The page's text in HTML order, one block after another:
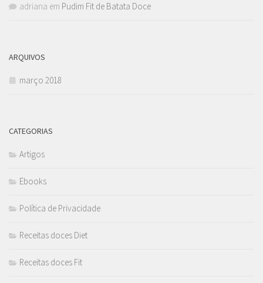
adriana em Pudim Fit de Batata Doce
ARQUIVOS
março 2018
CATEGORIAS
Artigos
Ebooks
Política de Privacidade
Receitas doces Diet
Receitas doces Fit